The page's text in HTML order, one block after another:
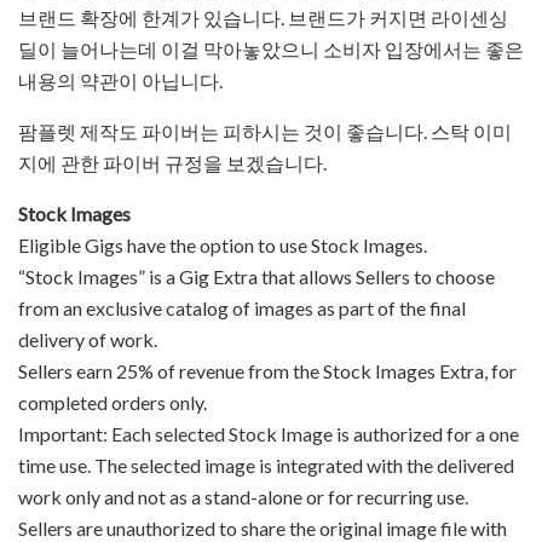
브랜드 확장에 한계가 있습니다. 브랜드가 커지면 라이센싱
딜이 늘어나는데 이걸 막아놓았으니 소비자 입장에서는 좋은
내용의 약관이 아닙니다.
팜플렛 제작도 파이버는 피하시는 것이 좋습니다. 스탁 이미
지에 관한 파이버 규정을 보겠습니다.
Stock Images
Eligible Gigs have the option to use Stock Images.
“Stock Images” is a Gig Extra that allows Sellers to choose
from an exclusive catalog of images as part of the final
delivery of work.
Sellers earn 25% of revenue from the Stock Images Extra, for
completed orders only.
Important: Each selected Stock Image is authorized for a one
time use. The selected image is integrated with the delivered
work only and not as a stand-alone or for recurring use.
Sellers are unauthorized to share the original image file with